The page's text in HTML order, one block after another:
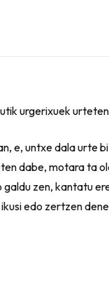
urgerixuek
e, untxe dala urte
dabe, motara ta
zen, kantatu
edo zertzen